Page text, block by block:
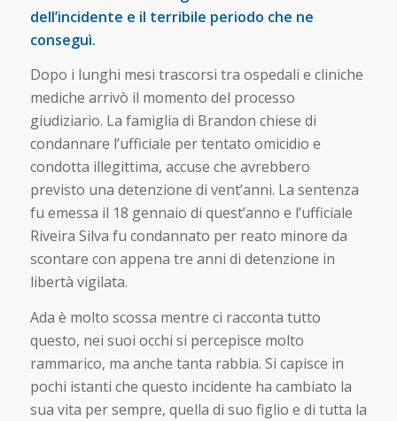
dell’incidente e il terribile periodo che ne
conseguì.
Dopo i lunghi mesi trascorsi tra ospedali e cliniche
mediche arrivò il momento del processo
giudiziario. La famiglia di Brandon chiese di
condannare l’ufficiale per tentato omicidio e
condotta illegittima, accuse che avrebbero
previsto una detenzione di vent’anni. La sentenza
fu emessa il 18 gennaio di quest’anno e l’ufficiale
Riveira Silva fu condannato per reato minore da
scontare con appena tre anni di detenzione in
libertà vigilata.
Ada è molto scossa mentre ci racconta tutto
questo, nei suoi occhi si percepisce molto
rammarico, ma anche tanta rabbia. Si capisce in
pochi istanti che questo incidente ha cambiato la
sua vita per sempre, quella di suo figlio e di tutta la